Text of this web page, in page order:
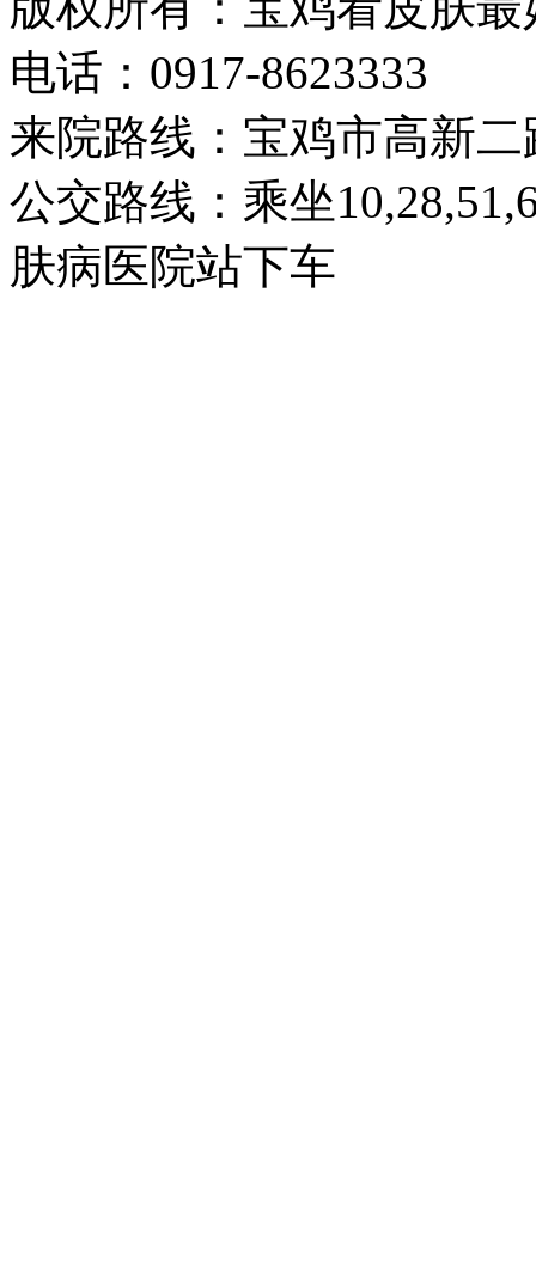
电话：0917-8623333
来院路线：宝鸡市高新二
公交路线：乘坐
肤病医院站下车